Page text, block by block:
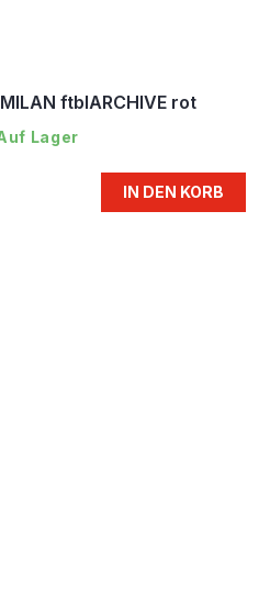
ftblARCHIVE rot
Lager
IN DEN KORB